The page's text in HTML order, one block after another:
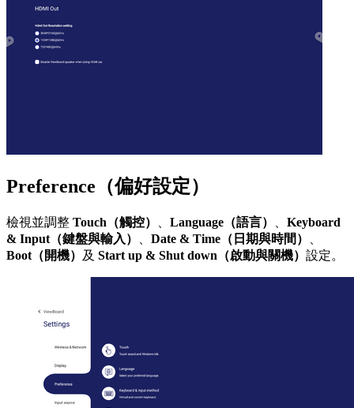
Preference（偏好設定）
檢視並調整 Touch（觸控） Language（語言）
Keyboard
& Input（鍵盤與輸入）
Date & Time（日期與時間）
Boot（開機）
及 Start up & Shut down（啟動與關機） 設定。